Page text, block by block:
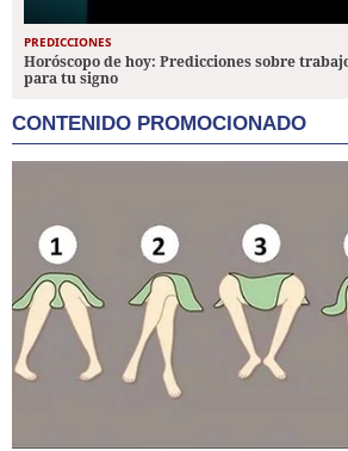
PREDICCIONES
Horóscopo de hoy: Predicciones sobre
para tu signo
CONTENIDO PROMOCIONADO